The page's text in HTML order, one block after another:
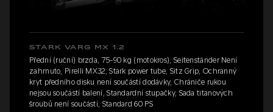
STARK VARG MX 1.2
Přední (ruční) brzda, 75-90 kg (motokros), Seitenständer Není
zahrnuto, Pirelli MX32, Stark power tube, Sitz Grip, Ochranný
kryt předního disku není součástí dodávky, Chrániče rukou
nejsou součástí balení, Standardní stupačky, Sada titanových
šroubů není součástí, Standard 60 PS